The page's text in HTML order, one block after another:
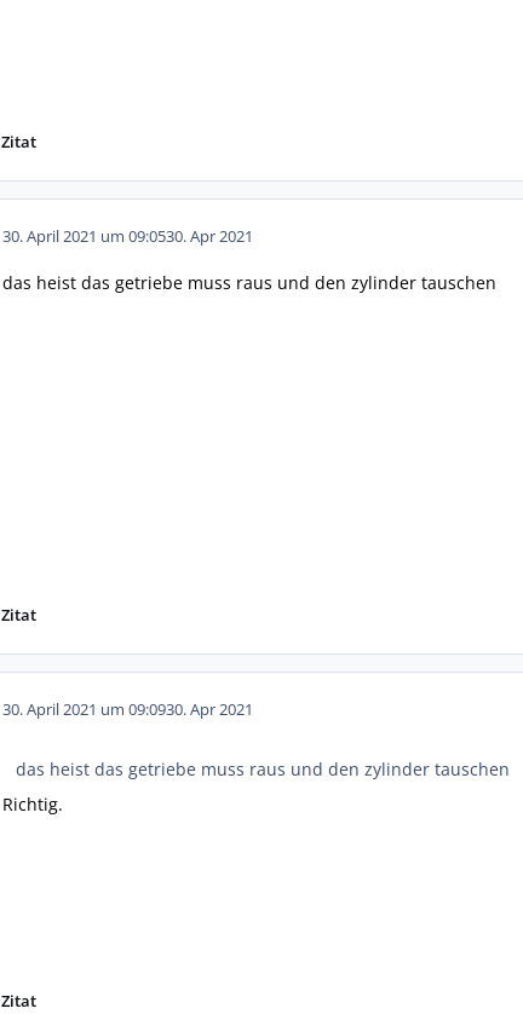
Zitat
30. April 2021 um 09:0530. Apr 2021
das heist das getriebe muss raus und den zylinder tauschen
Zitat
30. April 2021 um 09:0930. Apr 2021
das heist das getriebe muss raus und den zylinder tauschen
Richtig.
Zitat